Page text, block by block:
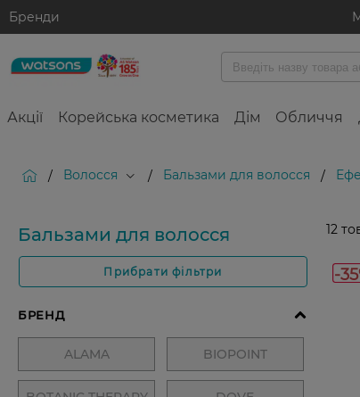
Бренди
Акції Корейська косметика Дім Обличчя
/ Волосся / Бальзами для волосся /
Бальзами для волосся
Прибрати фільтри
12
-